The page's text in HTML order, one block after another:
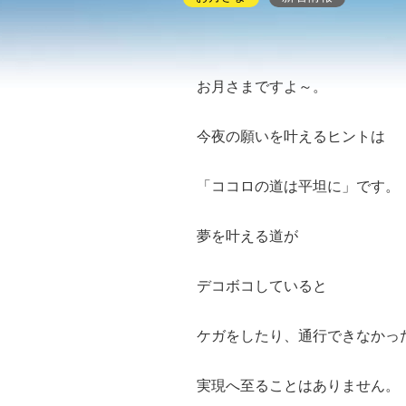
お月さまですよ～。
今夜の願いを叶えるヒントは
「ココロの道は平坦に」です。
夢を叶える道が
デコボコしていると
ケガをしたり、通行できなかっ
実現へ至ることはありません。